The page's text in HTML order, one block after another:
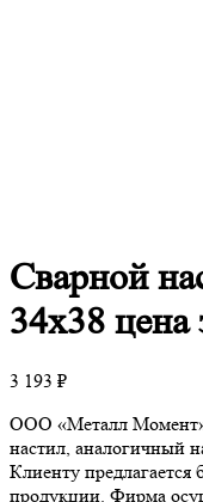
Сварной
34х38 цена
3 193 ₽
ООО «Металл Момент»
настил, аналогичный
Клиенту
продукции. Фирма